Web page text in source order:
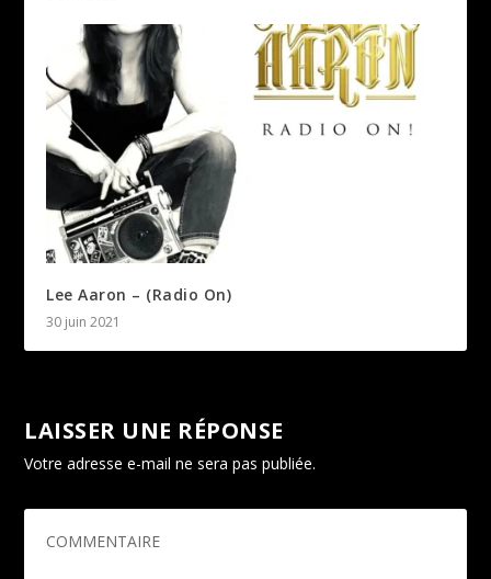
Lee Aaron – (Radio On)
30 juin 2021
LAISSER UNE RÉPONSE
Votre adresse e-mail ne sera pas publiée.
obligatoires sont indiqués avec